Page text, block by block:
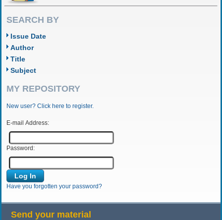
SEARCH BY
Issue Date
Author
Title
Subject
MY REPOSITORY
New user? Click here to register.
E-mail Address:
Password:
Have you forgotten your password?
Send your material